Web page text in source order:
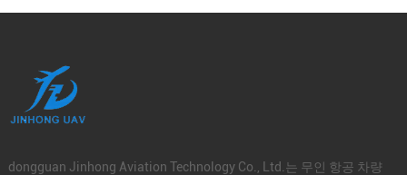
dongguan Jinhong Aviation Technology Co., Ltd.는 무인 항공 차량